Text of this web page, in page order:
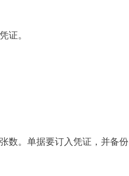
证。
数。单据要订入凭证，并备份